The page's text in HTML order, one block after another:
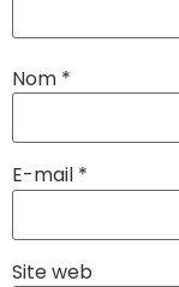
Nom *
E-mail *
Site web